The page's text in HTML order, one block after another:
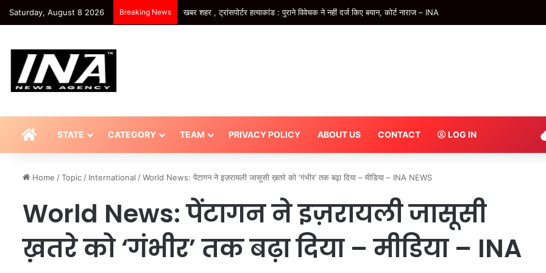
Saturday, August 8 2026 Breaking News खबर शहर , Agra News: इनामी दंपती ने 30 साल तक दिया पुलिस को चकमा, गिरफ्तार – INA
HOMESTATE CATEGORY TEAM PRIVACY POLICY ABOUT US CONTACT LOG IN
Home /Topic / International /World News: पेंटागन ने इज़रायली जासूसी ख़तरे को ‘गंभीर’ तक बढ़ा दिया – मीडिया – INA NEWS
World News: पेंटागन ने इज़रायली जासूसी
ख़तरे को ‘गंभीर’ तक बढ़ा दिया – मीडिया – INA